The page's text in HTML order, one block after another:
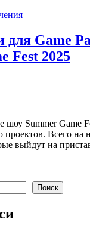
для Game
Fest 2025
шоу Summer Game
проектов. Всего на
выйдут на
Поиск